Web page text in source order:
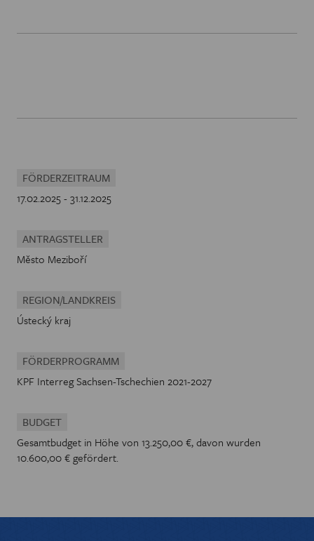
FÖRDERZEITRAUM
17.02.2025 - 31.12.2025
ANTRAGSTELLER
Město Meziboří
REGION/LANDKREIS
Ústecký kraj
FÖRDERPROGRAMM
KPF Interreg Sachsen-Tschechien 2021-2027
BUDGET
Gesamtbudget in Höhe von 13.250,00 €, davon wurden
10.600,00 € gefördert.